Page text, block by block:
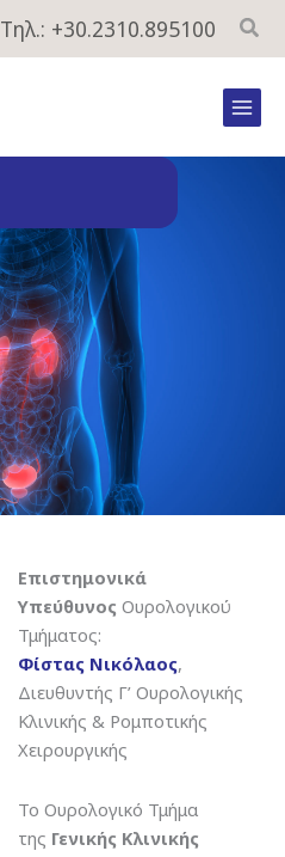
Τηλ.: +30.2310.895100
Επιστημονικά
Υπεύθυνος Ουρολογικού
Τμήματος:
Φίστας Νικόλαος,
Διευθυντής Γ’ Ουρολογικής
Κλινικής & Ρομποτικής
Χειρουργικής
Το Ουρολογικό Τμήμα
της Γενικής Κλινικής